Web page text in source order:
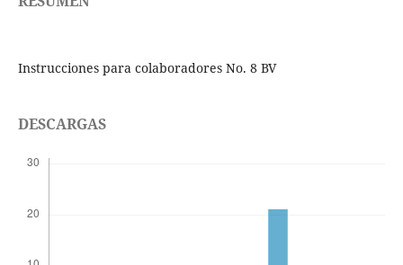
Instrucciones para colaboradores No. 8 BV
DESCARGAS